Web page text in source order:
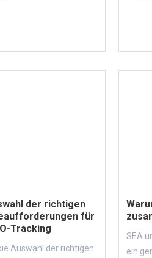
der richtigen
für
Tracking
Auswahl der richtigen
SEA
ein